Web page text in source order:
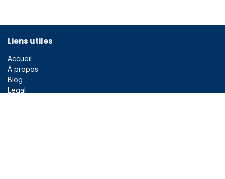
Liens utiles
Accueil
À propos
Blog
Legal